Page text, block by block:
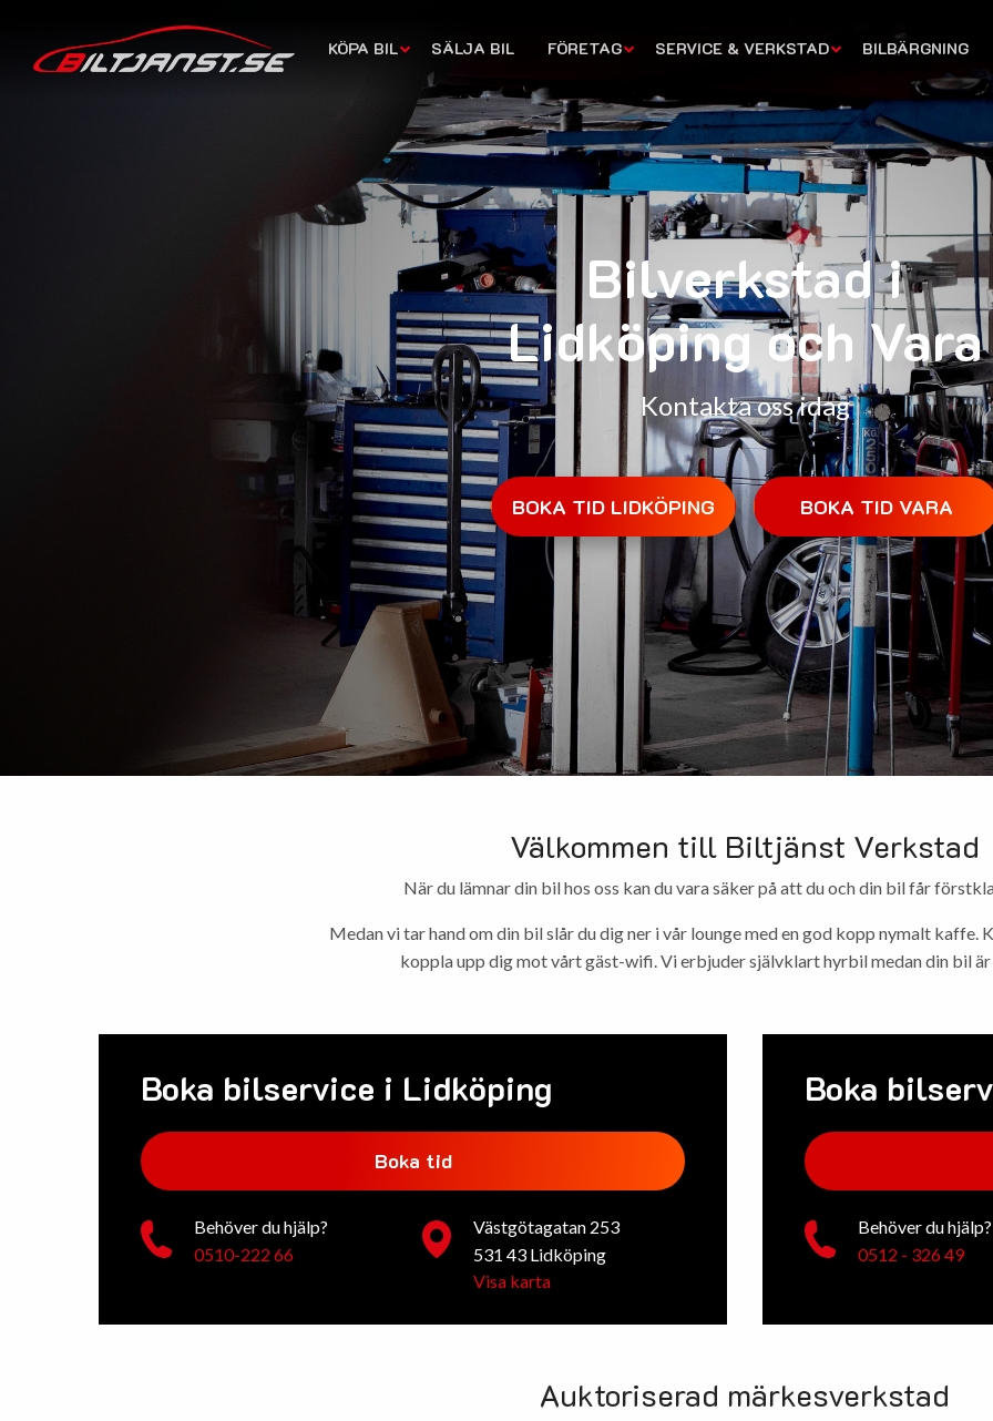
KÖPA BIL SÄLJA BIL FÖRETAG SERVICE & VERKSTAD BILBÄRGNING
Bilverkstad i
Lidköping och Vara
Kontakta oss idag
BOKA TID LIDKÖPING BOKA TID VARA
Välkommen till Biltjänst Verkstad
När du lämnar din bil hos oss kan du vara säker på att du och din bil får
Medan vi tar hand om din bil slår du dig ner i vår lounge med en god kopp nymalt kaffe.
koppla upp dig mot vårt gäst-wifi. Vi erbjuder självklart hyrbil medan din bil är
Boka bilservice i Lidköping
Boka tid
Behöver du hjälp?
0510-222 66
Västgötagatan 253
531 43 Lidköping
Visa karta
Boka
Behöver du hjälp?
0512 - 326 49
Auktoriserad märkesverkstad